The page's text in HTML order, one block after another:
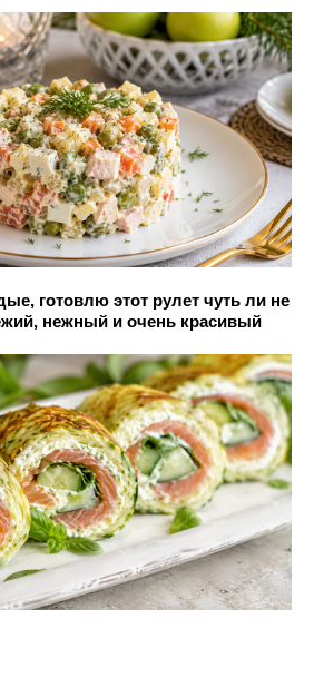
готовлю этот рулет чуть ли не
нежный и очень красивый